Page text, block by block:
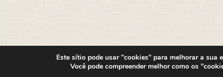
Este sítio pode usar "cookies" para melhorar a sua
Você pode compreender melhor como os